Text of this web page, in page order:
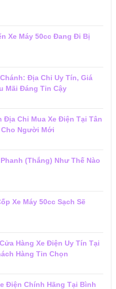
Xe Máy 50cc Đang Đi Bị
Địa Chỉ Uy Tín, Giá
Mãi Đáng Tin Cậy
Địa Chỉ Mua Xe Điện Tại Tân
Người Mới
(Thắng) Như Thế Nào
Xe Máy 50cc Sạch Sẽ
Hàng Xe Điện Uy Tín Tại
Hàng Tin Chọn
Điện Chính Hãng Tại Bình